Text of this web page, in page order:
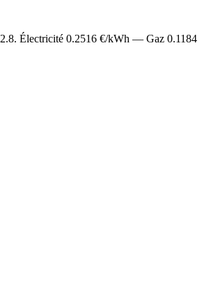
2.8. Électricité 0.2516 €/kWh — Gaz 0.1184